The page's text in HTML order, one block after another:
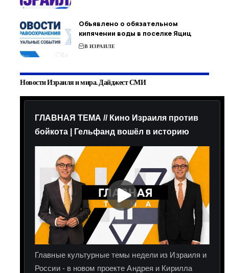
Объявлено о обязательном
кипячении воды в поселке Яциц
В ИЗРАИЛЕ
Новости Израиля и мира. Дайджест СМИ